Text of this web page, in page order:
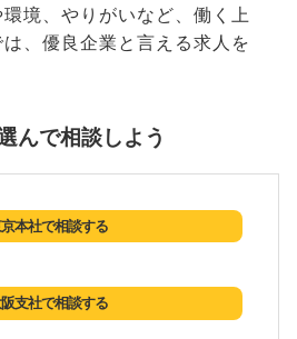
境、やりがいなど、働く上
、優良企業と言える求人を
んで相談しよう
本社で相談する
支社で相談する